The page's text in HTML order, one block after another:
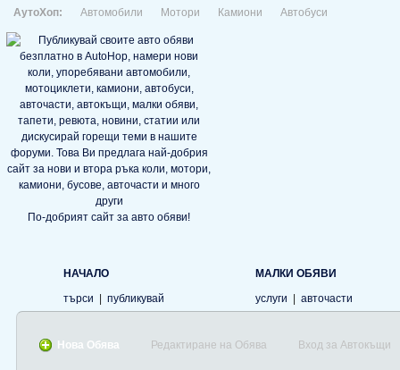
АутоХоп: Автомобили Мотори Камиони Автобуси
По-добрият сайт за авто обяви!
НАЧАЛО
търси
публикувай
МАЛКИ ОБЯВИ
услуги
авточасти
Нова Обява Редактиране на Обява Вход за Автокъщи